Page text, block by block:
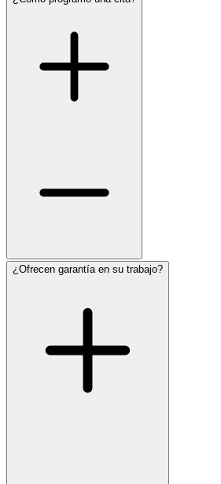
¿Ofrecen garantía en su trabajo?